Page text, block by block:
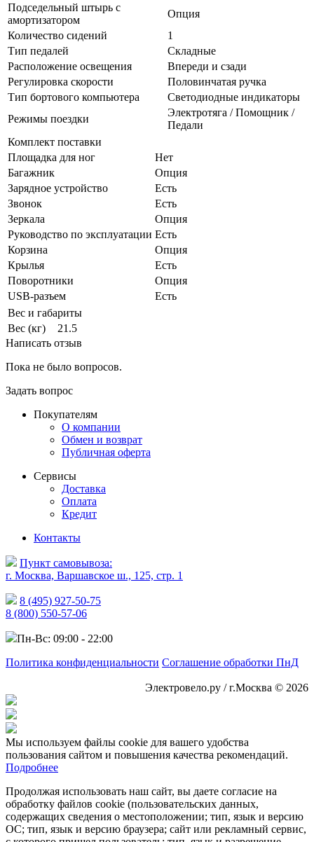
Подседельный штырь с
амортизатором
Опция
Количество сидений
1
Тип педалей
Складные
Расположение освещения
Впереди и сзади
Регулировка скорости
Половинчатая ручка
Тип бортового компьютера
Светодиодные индикаторы
Режимы поездки
Электротяга / Помощник /
Педали
Комплект поставки
Площадка для ног
Нет
Багажник
Опция
Зарядное устройство
Есть
Звонок
Есть
Зеркала
Опция
Руководство по эксплуатации Есть
Корзина
Опция
Крылья
Есть
Поворотники
Опция
USB-разъем
Есть
Вес и габариты
Вес (кг)
21.5
Написать отзыв
Пока не было вопросов.
Задать вопрос
Покупателям
О компании
Обмен и возврат
Публичная оферта
Сервисы
Доставка
Оплата
Кредит
Контакты
Пункт самовывоза:
г. Москва, Варшавское ш., 125, стр. 1
8 (495) 927-50-75
8 (800) 550-57-06
Пн-Вс: 09:00 - 22:00
Политика конфиденциальности Соглашение обработки ПнД
Электровело.ру / г.Москва © 2026
Мы используем файлы cookie для вашего удобства
пользования сайтом и повышения качества рекомендаций.
Подробнее
Продолжая использовать наш сайт, вы даете согласие на
обработку файлов cookie (пользовательских данных,
содержащих сведения о местоположении; тип, язык и версию
ОС; тип, язык и версию браузера; сайт или рекламный сервис,